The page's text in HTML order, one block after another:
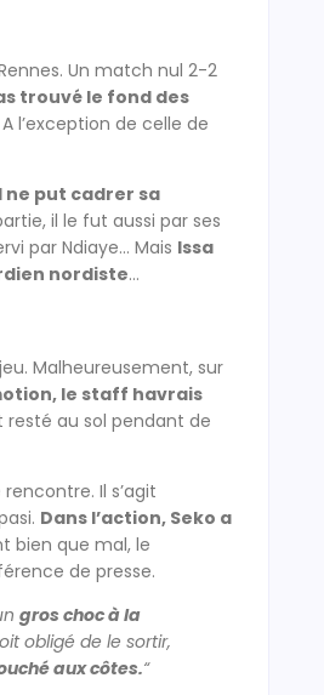
Un match nul 2-2
trouvé le fond des
A l’exception de celle de
ne put cadrer sa
il le fut aussi par ses
par Ndiaye… Mais Issa
nordiste…
Malheureusement, sur
le staff havrais
au sol pendant de
Il s’agit
Dans l’action, Seko a
bien que mal, le
de presse.
gros choc à la
obligé de le sortir,
aux côtes.“